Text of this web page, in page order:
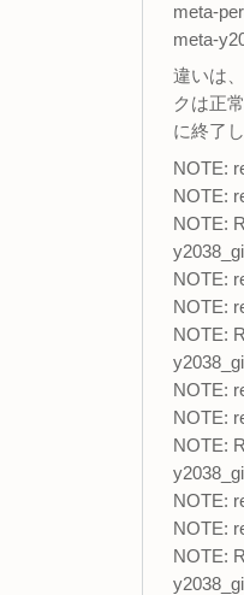
meta-
meta-
違いは
クは正常
に終了
NOTE:
NOTE:
NOTE:
NOTE:
NOTE:
NOTE:
NOTE:
NOTE:
NOTE:
NOTE:
NOTE:
NOTE: